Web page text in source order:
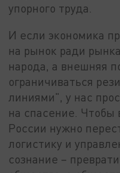
упорного труда.
И если экономика
на рынок ради
народа, а внешняя
ограничиваться
линиями", у нас
на спасение. Чтобы
России нужно
логистику и
сознание –